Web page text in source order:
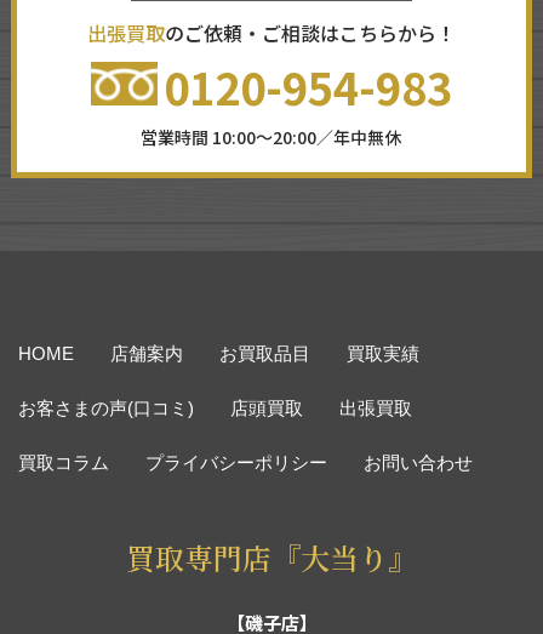
出張買取のご依頼・ご相談はこちらから！
0120-954-983
営業時間 10:00～20:00／年中無休
HOME 店舗案内 お買取品目 買取実績
お客さまの声(口コミ) 店頭買取 出張買取
買取コラム プライバシーポリシー お問い合わせ
買取専門店『大当り』
【磯子店】